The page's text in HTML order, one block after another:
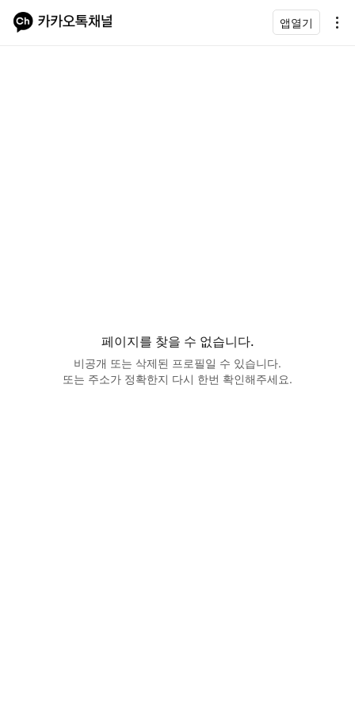
앱열기
페이지를 찾을 수 없습니다.
비공개 또는 삭제된 프로필일 수 있습니다.
또는 주소가 정확한지 다시 한번 확인해주세요.